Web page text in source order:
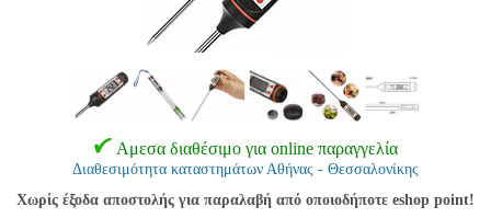
Αμεσα διαθέσιμο για online παραγγελία
Διαθεσιμότητα καταστημάτων Αθήνας - Θεσσαλονίκης
Χωρίς έξοδα αποστολής για παραλαβή από οποιοδήποτε eshop point!